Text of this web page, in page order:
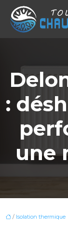
:
une
/ Isolation thermique